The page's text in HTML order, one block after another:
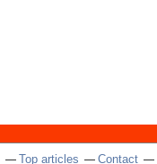
Top articles Contact